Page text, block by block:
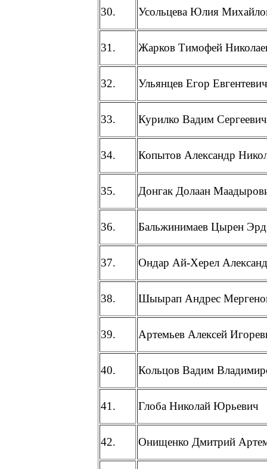
30. Усольцева Юлия
31. Жарков Тимофей
32. Ульянцев Егор Евгентевич
33. Курилко Вадим Сергеевич
34. Копытов Александр
35. Донгак Долаан
36. Бальжинимаев Цырен
37. Ондар Ай-Херел
38. Шыырап Андрес
39. Артемьев Алексей
40. Кольцов Вадим
41. Глоба Николай Юрьевич
42. Онищенко Дмитрий